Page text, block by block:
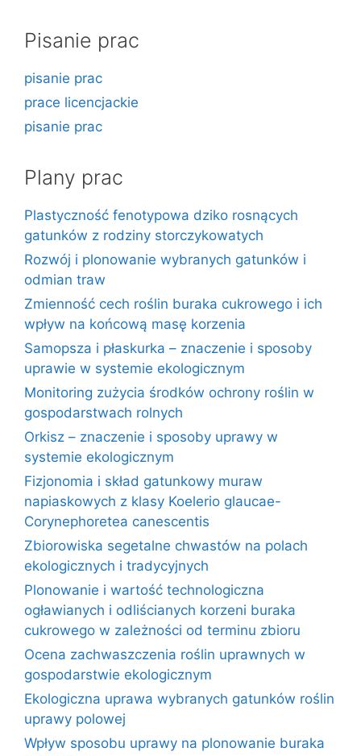
Pisanie prac
pisanie prac
prace licencjackie
pisanie prac
Plany prac
Plastyczność fenotypowa dziko rosnących
gatunków z rodziny storczykowatych
Rozwój i plonowanie wybranych gatunków i
odmian traw
Zmienność cech roślin buraka cukrowego i ich
wpływ na końcową masę korzenia
Samopsza i płaskurka – znaczenie i sposoby
uprawie w systemie ekologicznym
Monitoring zużycia środków ochrony roślin w
gospodarstwach rolnych
Orkisz – znaczenie i sposoby uprawy w
systemie ekologicznym
Fizjonomia i skład gatunkowy muraw
napiaskowych z klasy Koelerio glaucae-
Corynephoretea canescentis
Zbiorowiska segetalne chwastów na polach
ekologicznych i tradycyjnych
Plonowanie i wartość technologiczna
ogławianych i odliścianych korzeni buraka
cukrowego w zależności od terminu zbioru
Ocena zachwaszczenia roślin uprawnych w
gospodarstwie ekologicznym
Ekologiczna uprawa wybranych gatunków roślin
uprawy polowej
Wpływ sposobu uprawy na plonowanie buraka